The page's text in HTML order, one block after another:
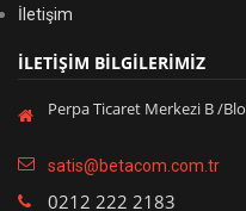
İletişim
İLETİŞİM BİLGİLERİMİZ
Perpa Ticaret Merkezi B /
satis@betacom.com.tr
0212 222 2183